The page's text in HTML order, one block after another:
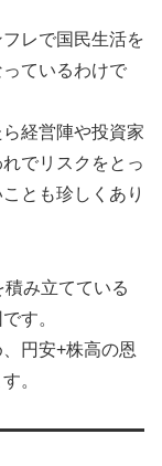
レで国民生活を
ているわけで
経営陣や投資家
でリスクをとっ
とも珍しくあり
み立てている
す。
円安+株高の恩
。